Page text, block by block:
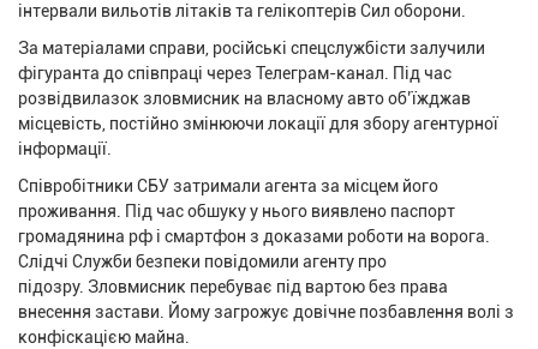
інтервали вильотів літаків та гелікоптерів Сил оборони.
За матеріалами справи, російські спецслужбісти залучили
фігуранта до співпраці через Телеграм-канал. Під час
розвідвилазок зловмисник на власному авто об’їжджав
місцевість, постійно змінюючи локації для збору агентурної
інформації.
Співробітники СБУ затримали агента за місцем його
проживання. Під час обшуку у нього виявлено паспорт
громадянина рф і смартфон з доказами роботи на ворога.
Слідчі Служби безпеки повідомили агенту про
підозру. Зловмисник перебуває під вартою без права
внесення застави. Йому загрожує довічне позбавлення волі з
конфіскацією майна.